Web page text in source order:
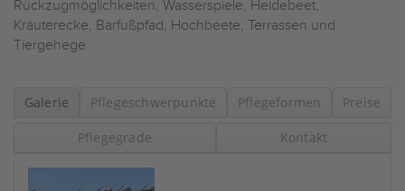
Rückzugmöglichkeiten, Wasserspiele, Heidebeet,
Kräuterecke, Barfußpfad, Hochbeete, Terrassen und
Tiergehege
Galerie Pflegeschwerpunkte Pflegeformen Preise
Pflegegrade Kontakt